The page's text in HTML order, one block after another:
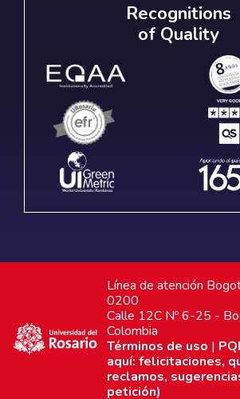
Recognitions
of Quality
Línea de atención
0200
Calle 12C Nº 6-25 -
Colombia
Términos de uso |
aquí: felicitaciones,
reclamos,
petición)